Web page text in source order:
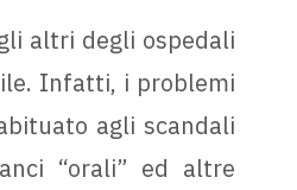
altri degli ospedali
Infatti, i problemi
agli scandali
“orali” ed altre